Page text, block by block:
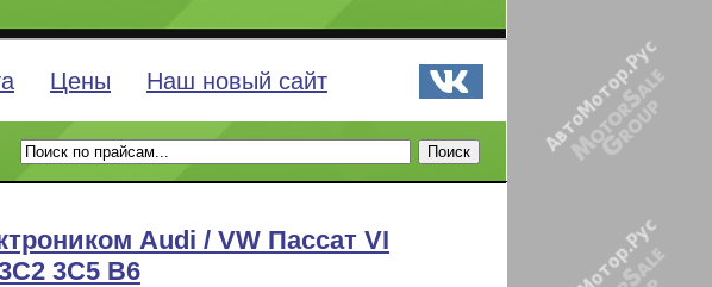
Цены Наш новый сайт
Audi / VW Пассат VI
3C5 B6